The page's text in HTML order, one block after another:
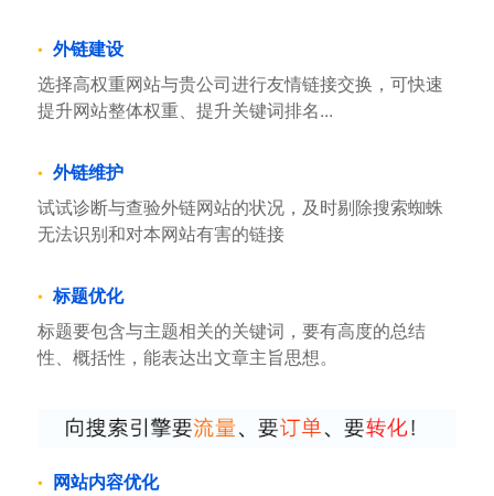
外链建设
选择高权重网站与贵公司进行友情链接交换，可快速
提升网站整体权重、提升关键词排名...
外链维护
试试诊断与查验外链网站的状况，及时剔除搜索蜘蛛
无法识别和对本网站有害的链接
标题优化
标题要包含与主题相关的关键词，要有高度的总结
性、概括性，能表达出文章主旨思想。
网站内容优化